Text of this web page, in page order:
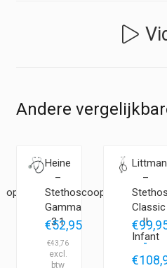
Andere
Heine
–
Stethoscoop
Gamma
3.1
€52,95
€43,76
–
Classic
II
Infant
€
-
€